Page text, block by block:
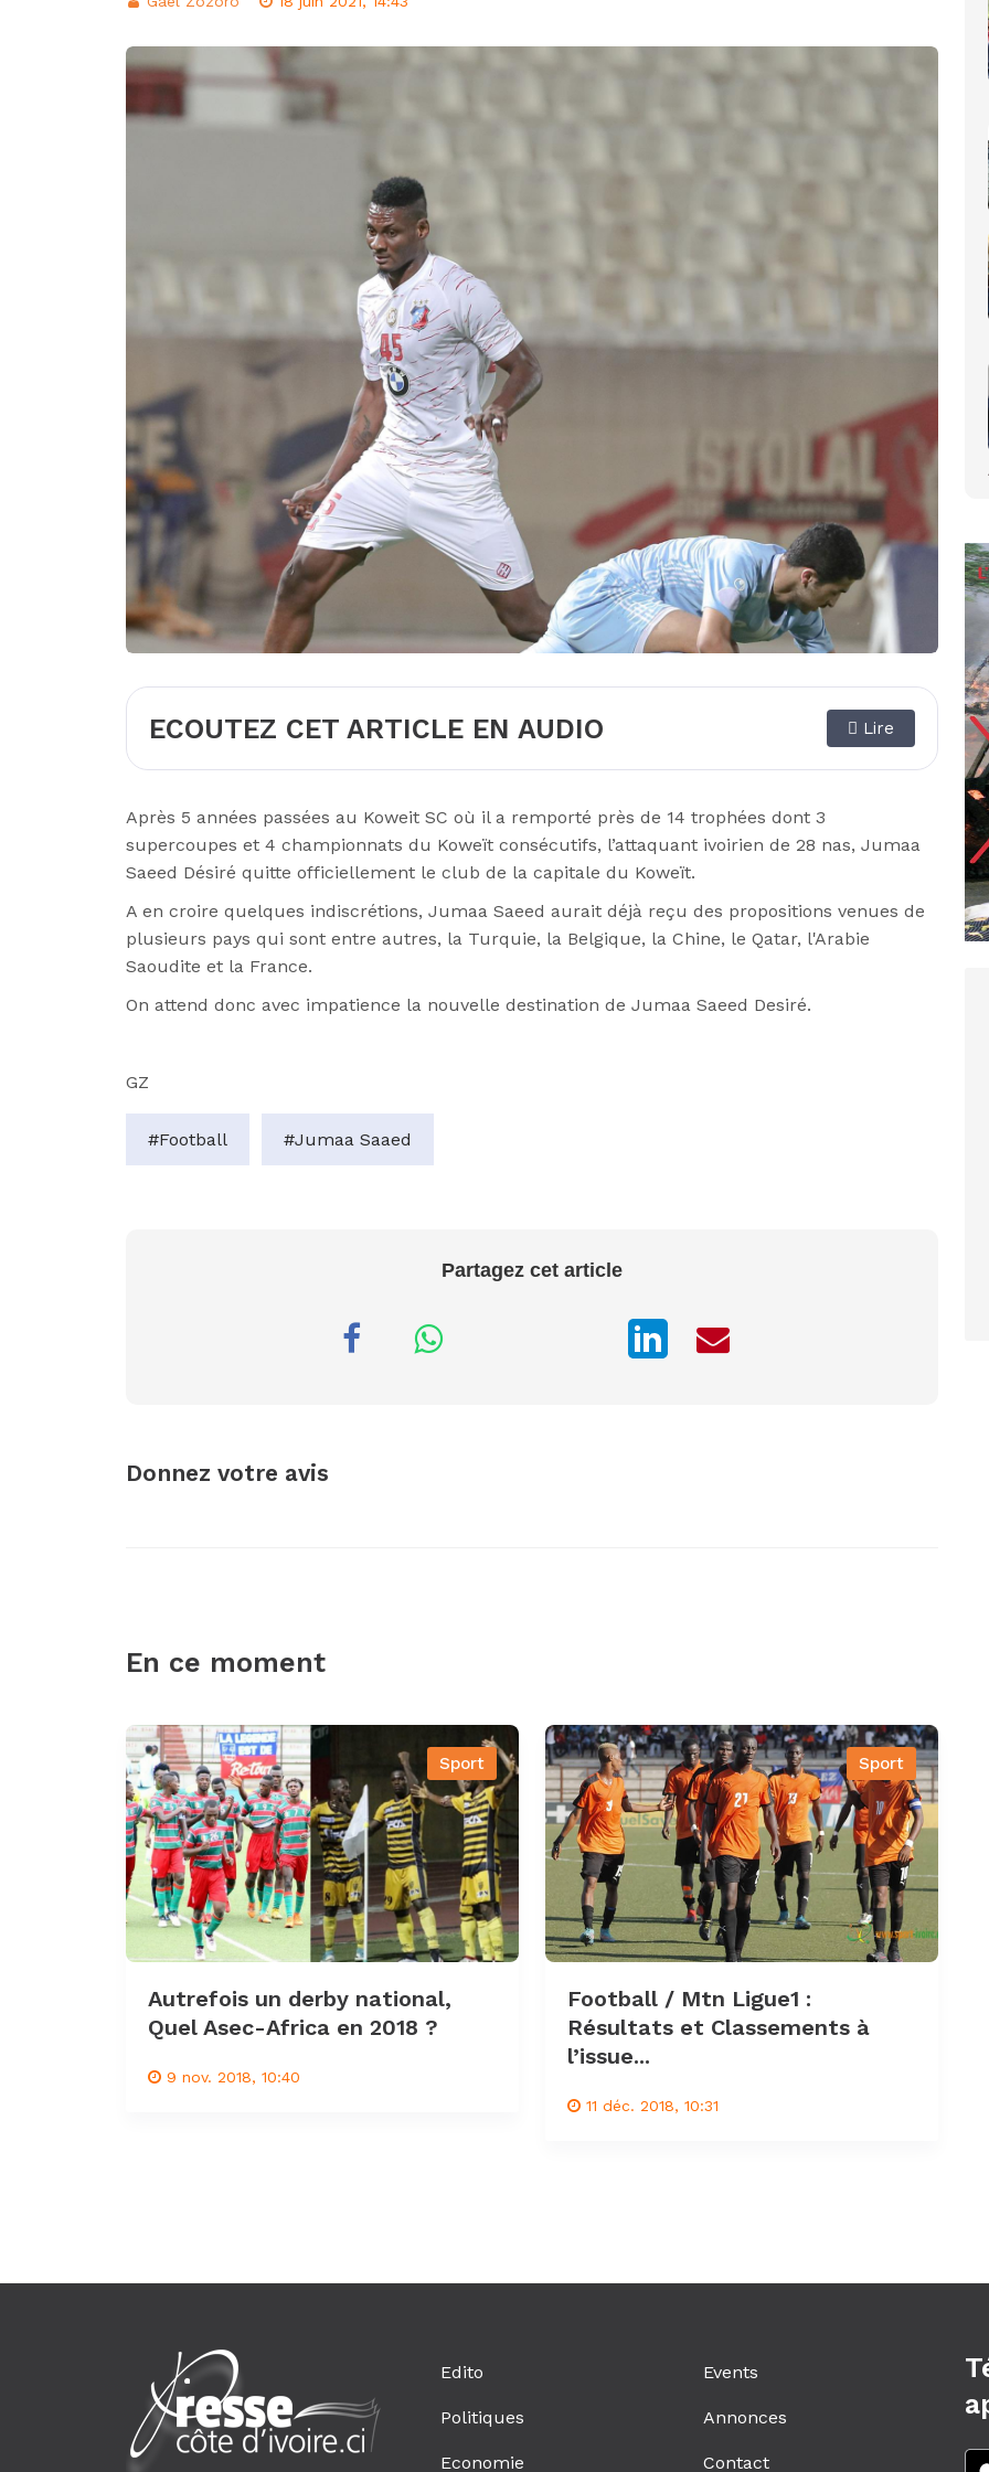
d’intégration économique(AIP)
Classement FIFA: La Côte d'Ivoire occupe le 6ème rang africain et la 31e place
ECOUTEZ CET ARTICLE EN AUDIO Lire
Après 5 années passées au Koweit SC où il a remporté près de 14 trophées dont 3
supercoupes et 4 championnats du Koweït consécutifs, l’attaquant ivoirien de 28 nas, Jumaa
Saeed Désiré quitte officiellement le club de la capitale du Koweït.
A en croire quelques indiscrétions, Jumaa Saeed aurait déjà reçu des propositions venues de
plusieurs pays qui sont entre autres, la Turquie, la Belgique, la Chine, le Qatar, l'Arabie
Saoudite et la France.
On attend donc avec impatience la nouvelle destination de Jumaa Saeed Desiré.
GZ
#Football #Jumaa Saaed
Partagez cet article
Donnez votre avis
En ce moment
Sport
Autrefois un derby national,
Quel Asec-Africa en 2018 ?
9 nov. 2018, 10:40
Sport
Football / Mtn Ligue1 :
Résultats et Classements à
l’issue...
11 déc. 2018, 10:31
Edito
Politiques
Economie
Events
Annonces
Contact